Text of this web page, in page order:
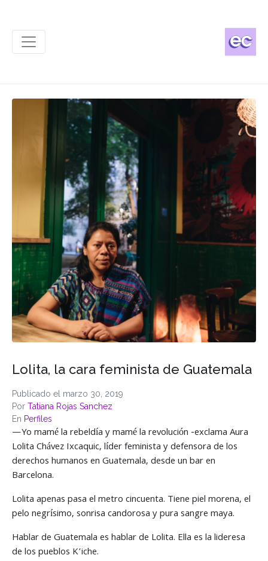
Publicado el marzo 30, 2019
Por Tatiana Rojas Sanchez
En Perfiles
Lolita, la cara feminista de Guatemala
—Yo mamé la rebeldía y mamé la revolución -exclama Aura
Lolita Chávez Ixcaquic, líder feminista y defensora de los
derechos humanos en Guatemala, desde un bar en
Barcelona.
Lolita apenas pasa el metro cincuenta. Tiene piel morena, el
pelo negrísimo, sonrisa candorosa y pura sangre maya.
Hablar de Guatemala es hablar de Lolita. Ella es la lideresa
de los pueblos K’iche.